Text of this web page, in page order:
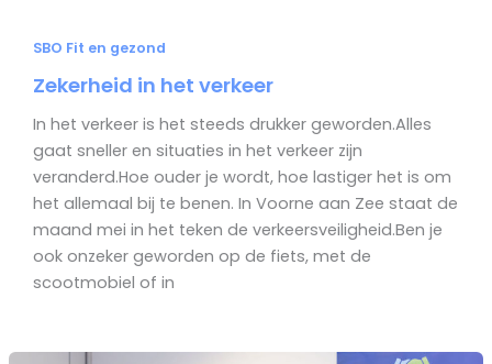
SBO Fit en gezond
Zekerheid in het verkeer
In het verkeer is het steeds drukker geworden.Alles
gaat sneller en situaties in het verkeer zijn
veranderd.Hoe ouder je wordt, hoe lastiger het is om
het allemaal bij te benen. In Voorne aan Zee staat de
maand mei in het teken de verkeersveiligheid.Ben je
ook onzeker geworden op de fiets, met de
scootmobiel of in